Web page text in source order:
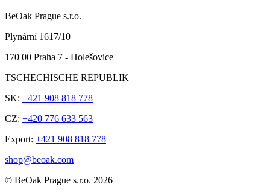
BeOak Prague s.r.o.
Plynární 1617/10
170 00 Praha 7 - Holešovice
TSCHECHISCHE REPUBLIK
SK: +421 908 818 778
CZ: +420 776 633 563
Export: +421 908 818 778
shop@beoak.com
© BeOak Prague s.r.o. 2026